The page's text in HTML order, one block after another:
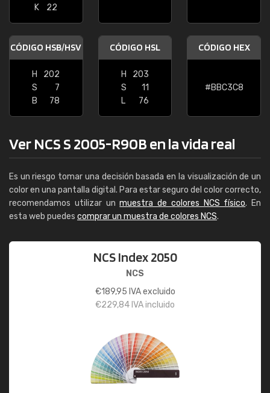
K
22
CÓDIGO HSB/HSV
H
202
S
7
B
78
CÓDIGO HSL
H
203
S
11
L
76
CÓDIGO HEX
#BBC3C8
Ver NCS S 2005-R90B en la vida real
Es un riesgo tomar una decisión basada en la visualización de un
color en una pantalla digital. Para estar seguro del color correcto,
recomendamos utilizar unmuestra de colores NCS físico. En
esta web puedes comprar un muestra de colores NCS.
NCS Index 2050
NCS
€189,95 IVA excluido
€229,84 IVA incluido